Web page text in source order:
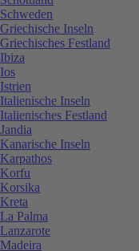
Schweden
Griechische Inseln
Griechisches Festland
Ibiza
Ios
Istrien
Italienische Inseln
Italienisches Festland
Jandia
Kanarische Inseln
Karpathos
Korfu
Korsika
Kreta
La Palma
Lanzarote
Madeira